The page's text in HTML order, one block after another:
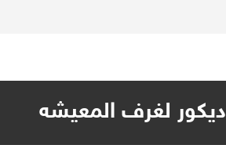
ديكور لغرف المعيشه